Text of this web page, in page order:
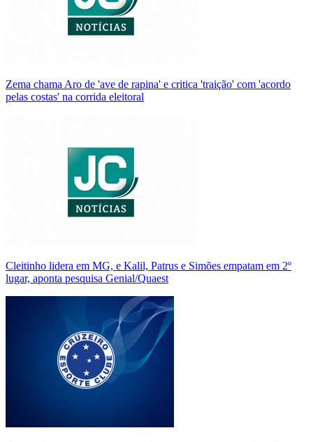
Zema chama Aro de 'ave de rapina' e critica 'traição' com 'acordo
pelas costas' na corrida eleitoral
Cleitinho lidera em MG, e Kalil, Patrus e Simões empatam em 2º
lugar, aponta pesquisa Genial/Quaest